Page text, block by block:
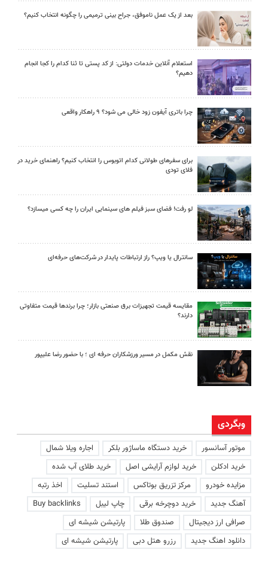
بعد از یک عمل ناموفق، جراح بینی ترمیمی را چگونه انتخاب کنیم؟
استعلام آنلاین خدمات دولتی: از کد پستی تا ثنا کدام را کجا انجام
دهیم؟
چرا باتری آیفون زود خالی می شود؟ ۹ راهکار واقعی
برای سفرهای طولانی کدام اتوبوس را انتخاب کنیم؟ راهنمای خرید در
فلای تودی
لو رفت! فضای سبز فیلم های سینمایی ایران را چه کسی میسازد؟
سانترال یا ویپ؟ راز ارتباطات پایدار در شرکت‌های حرفه‌ای
مقایسه قیمت تجهیزات برق صنعتی بازار؛ چرا برندها قیمت متفاوتی
دارند؟
نقش مکمل در مسیر ورزشکاران حرفه ای ؛ با حضور رضا علیپور
وبگردی
موتور آسانسور خرید دستگاه ماساژور بلکر
اجاره ویلا شمال
خرید ادکلن
خرید لوازم آرایشی اصل
خرید طلای آب شده
مزایده خودرو
مرکز تزریق بوتاکس استند تسلیت
اخذ رتبه
آهنگ جدید
خرید دوچرخه برقی چاپ لیبل
Buy backlinks
صرافی ارز دیجیتال
صندوق طلا
پارتیشن شیشه ای
دانلود اهنگ جدید
رزرو هتل دبی پارتیشن شیشه ای